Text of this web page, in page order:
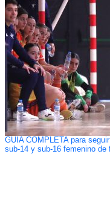
GUÍA COMPLETA para
sub-14 y sub-16 femenino de